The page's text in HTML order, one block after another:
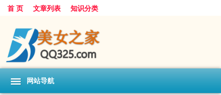
首 页 文章列表 知识分类
网站导航